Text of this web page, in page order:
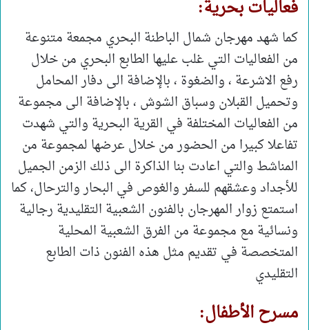
فعاليات بحرية:
كما شهد مهرجان شمال الباطنة البحري مجمعة متنوعة
من الفعاليات التي غلب عليها الطابع البحري من خلال
رفع الاشرعة ، والضغوة ، بالإضافة الى دفار المحامل
وتحميل القبلان وسباق الشوش ، بالإضافة الى مجموعة
من الفعاليات المختلفة في القرية البحرية والتي شهدت
تفاعلا كبيرا من الحضور من خلال عرضها لمجموعة من
المناشط والتي اعادت بنا الذاكرة الى ذلك الزمن الجميل
للأجداد وعشقهم للسفر والغوص في البحار والترحال، كما
استمتع زوار المهرجان بالفنون الشعبية التقليدية رجالية
ونسائية مع مجموعة من الفرق الشعبية المحلية
المتخصصة في تقديم مثل هذه الفنون ذات الطابع
التقليدي
مسرح الأطفال: